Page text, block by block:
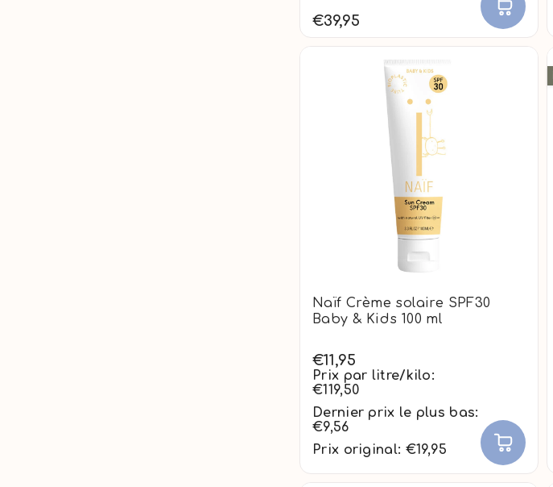
€39,95
Naïf Crème solaire SPF30
Baby & Kids 100 ml
€11,95
Prix par litre/kilo:
€119,50
Dernier prix le plus bas:
€9,56
Prix original: €19,95